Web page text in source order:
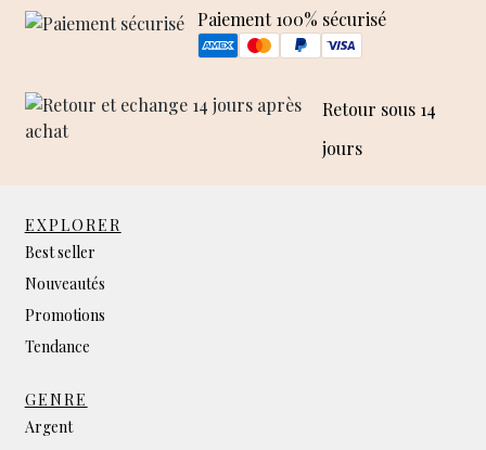
Paiement 100% sécurisé
Retour sous 14
jours
EXPLORER
Best seller
Nouveautés
Promotions
Tendance
GENRE
Argent